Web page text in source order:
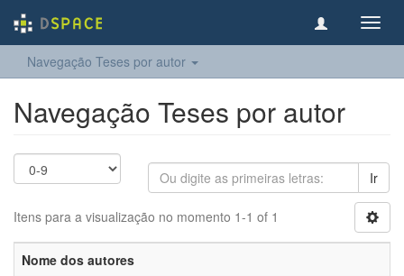
Navegação Teses por autor
Navegação Teses por autor
Ir
Itens para a visualização no momento 1-1 of 1
Nome dos autores